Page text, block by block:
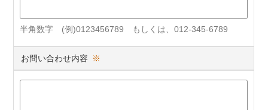
半角数字 (例)0123456789 もしくは、012-345-6789
お問い合わせ内容 ※